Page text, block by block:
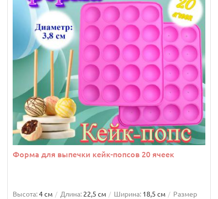
Форма для выпечки кейк-попсов 20 ячеек
Высота:4 см Длина: 22,5 см Ширина: 18,5 см
Размер